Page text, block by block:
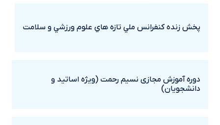
پخش زنده کنفرانس ملي تازه هاي علوم ورزشي و سلامت
دوره آموزش مجازی نسیم رحمت (ویژه اساتید و
دانشجویان)